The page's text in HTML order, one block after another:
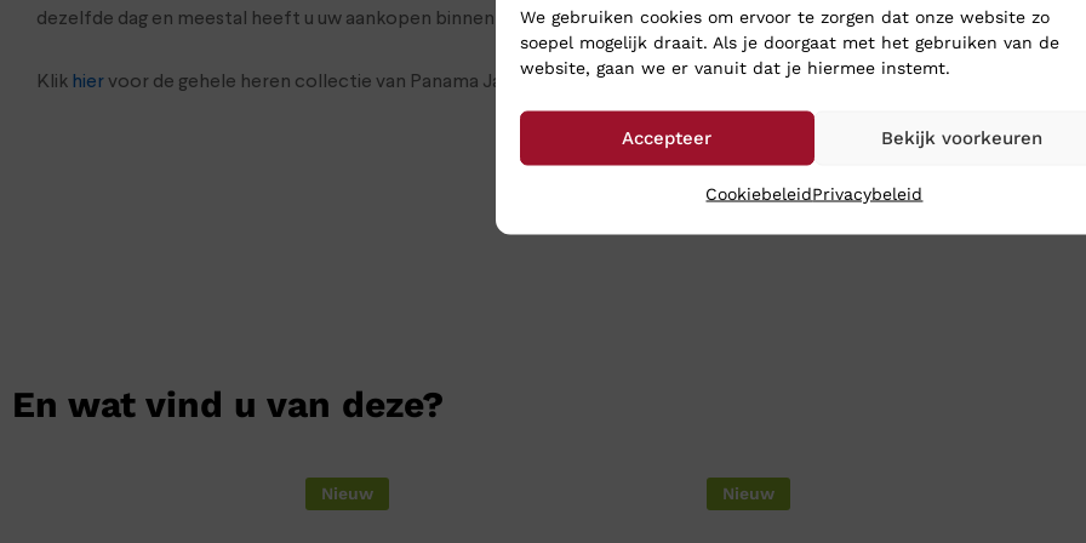
We gebruiken cookies om ervoor te zorgen dat onze website zo
soepel mogelijk draait. Als je doorgaat met het gebruiken van de
website, gaan we er vanuit dat je hiermee instemt.
Accepteer Bekijk voorkeuren
CookiebeleidPrivacybeleid
dezelfde dag en meestal heeft u uw aankopen binnen 24 uur binnen.
Klik hiervoor de gehele heren collectie van Panama Jack
En wat vind u van deze?
Nieuw Nieuw